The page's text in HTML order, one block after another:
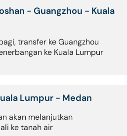
- Guangzhou - Kuala
transfer ke Guangzhou
ke Kuala Lumpur
Lumpur - Medan
akan melanjutkan
ke tanah air